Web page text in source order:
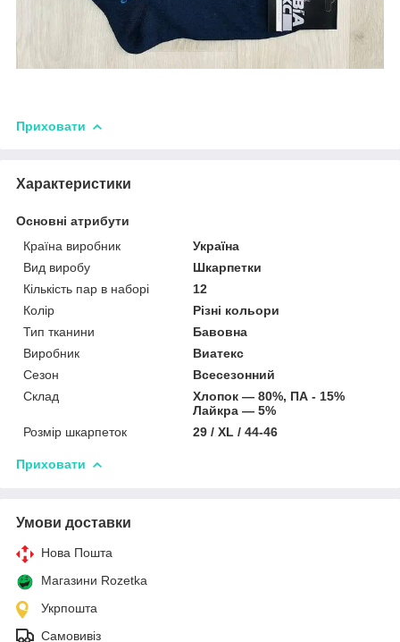
Приховати
Характеристики
Основні атрибути
Країна виробник
Україна
Вид виробу
Шкарпетки
Кількість пар в наборі
12
Колір
Різні кольори
Тип тканини
Бавовна
Виробник
Виатекс
Сезон
Всесезонний
Склад
Хлопок — 80%, ПА - 15%
Лайкра — 5%
Розмір шкарпеток
29 / XL / 44-46
Приховати
Умови доставки
Нова Пошта
Магазини Rozetka
Укрпошта
Самовивіз